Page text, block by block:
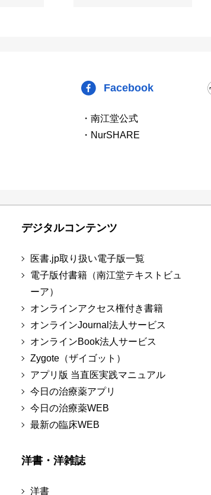
Facebook
・南江堂公式
・NurSHARE
デジタルコンテンツ
医書.jp取り扱い電子版一覧
電子版付書籍（南江堂テキストビュ
ーア）
オンラインアクセス権付き書籍
オンラインJournal法人サービス
オンラインBook法人サービス
Zygote（ザイゴット）
アプリ版 当直医実践マニュアル
今日の治療薬アプリ
今日の治療薬WEB
最新の臨床WEB
洋書・洋雑誌
洋書